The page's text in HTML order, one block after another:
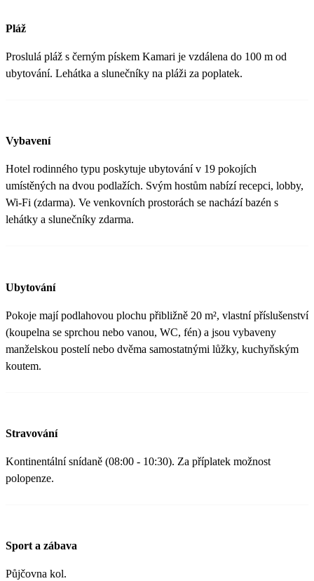
Pláž
Proslulá pláž s černým pískem Kamari je vzdálena do 100 m od
ubytování. Lehátka a slunečníky na pláži za poplatek.
Vybavení
Hotel rodinného typu poskytuje ubytování v 19 pokojích
umístěných na dvou podlažích. Svým hostům nabízí recepci, lobby,
Wi-Fi (zdarma). Ve venkovních prostorách se nachází bazén s
lehátky a slunečníky zdarma.
Ubytování
Pokoje mají podlahovou plochu přibližně 20 m², vlastní příslušenství
(koupelna se sprchou nebo vanou, WC, fén) a jsou vybaveny
manželskou postelí nebo dvěma samostatnými lůžky, kuchyňským
koutem.
Stravování
Kontinentální snídaně (08:00 - 10:30). Za příplatek možnost
polopenze.
Sport a zábava
Půjčovna kol.